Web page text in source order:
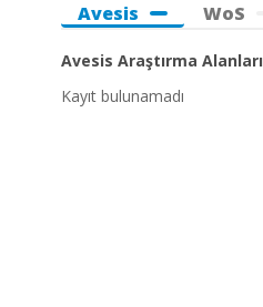
Avesis WoS
Avesis Araştırma Alanları
Kayıt bulunamadı